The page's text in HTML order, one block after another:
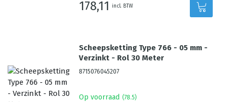
178,11 incl. BTW
Scheepsketting Type 766 - 05 mm -
Verzinkt - Rol 30 Meter
8715076045207
Op voorraad (78.5)